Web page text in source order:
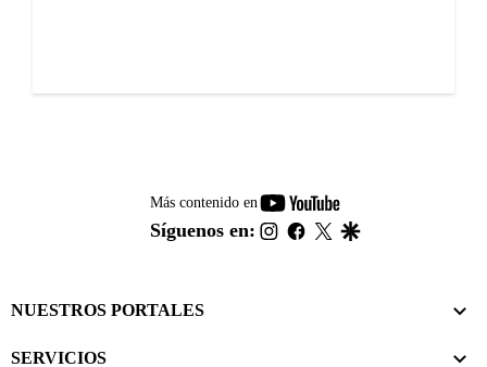
Más contenido en
youtube-
footer
Síguenos en: instagram
facebook
twitter
NUESTROS PORTALES
SERVICIOS